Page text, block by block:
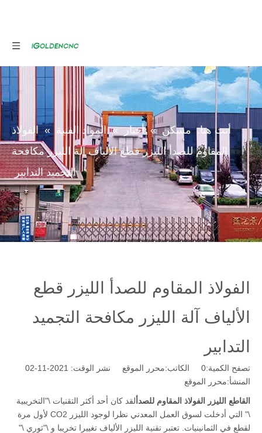
أنت هنا: مسكن » أخبار » المواد الفنية » الفولاذ
المقاوم للصدأ الليزر قطع الألياف آلة الليزر مكافحة
التجميد التدابير
الفولاذ المقاوم للصدأ الليزر قطع
الألياف آلة الليزر مكافحة التجميد
التدابير
تصفح الكمية:0
المنشأ:محرر الموقع
القاطع الليزر الفولاذ المقاوم للصدأ لقد كان أحد أكثر التقنيات \"التخريبية
\" التي أدخلت لسوق العمل المعدني نظرا لوجود الليزر CO2 لأول مرة
لقطع في الثمانينيات. تعتبر تقنية الليزر الألياف تغييرا تخريبا و \"ثوري \"